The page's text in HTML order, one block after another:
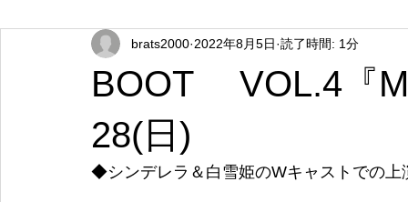
BOOT VOL.4『
28(日)
brats2000 2022年8月5日 読了時間: 1分
◆シンデレラ＆白雪姫のWキャストでの上